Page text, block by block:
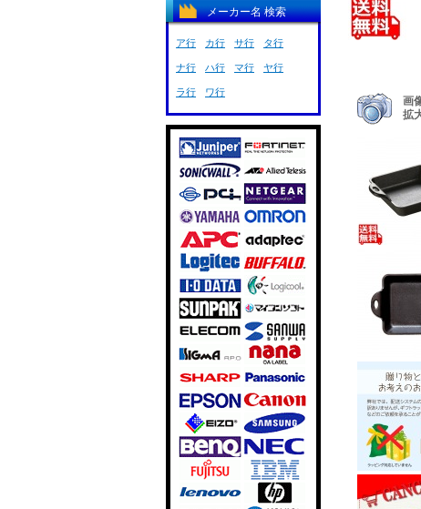
画
拡
メーカー名 検索
ア行 カ行 サ行 タ行
ナ行 ハ行 マ行 ヤ行
ラ行 ワ行